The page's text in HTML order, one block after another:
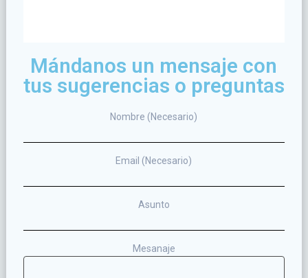
Mándanos un mensaje con
tus sugerencias o preguntas
Nombre (Necesario)
Email (Necesario)
Asunto
Mesanaje